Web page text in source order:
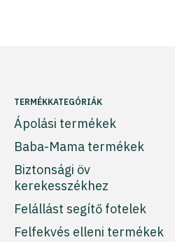
TERMÉKKATEGÓRIÁK
Ápolási termékek
Baba-Mama termékek
Biztonsági öv
kerekesszékhez
Felállást segítő fotelek
Felfekvés elleni termékek